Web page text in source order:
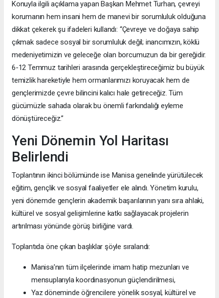
Konuyla ilgili açıklama yapan Başkan Mehmet Turhan, çevreyi
korumanın hem insani hem de manevi bir sorumluluk olduğuna
dikkat çekerek şu ifadeleri kullandı: “Çevreye ve doğaya sahip
çıkmak sadece sosyal bir sorumluluk değil; inancımızın, köklü
medeniyetimizin ve geleceğe olan borcumuzun da bir gereğidir.
6-12 Temmuz tarihleri arasında gerçekleştireceğimiz bu büyük
temizlik hareketiyle hem ormanlarımızı koruyacak hem de
gençlerimizde çevre bilincini kalıcı hale getireceğiz. Tüm
gücümüzle sahada olarak bu önemli farkındalığı eyleme
dönüştüreceğiz.”
Yeni Dönemin Yol Haritası
Belirlendi
Toplantının ikinci bölümünde ise Manisa genelinde yürütülecek
eğitim, gençlik ve sosyal faaliyetler ele alındı. Yönetim kurulu,
yeni dönemde gençlerin akademik başarılarının yanı sıra ahlaki,
kültürel ve sosyal gelişimlerine katkı sağlayacak projelerin
artırılması yönünde görüş birliğine vardı.
Toplantıda öne çıkan başlıklar şöyle sıralandı:
Manisa’nın tüm ilçelerinde imam hatip mezunları ve
mensuplarıyla koordinasyonun güçlendirilmesi,
Yaz döneminde öğrencilere yönelik sosyal, kültürel ve